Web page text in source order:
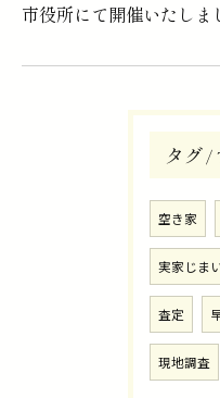
市役所にて開催いたしま
タグ
空き家
実家じま
査定
現地調査